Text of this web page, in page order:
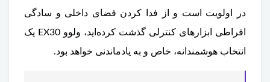
در اولویت است و از فدا کردن فضای داخلی و سادگی
افراطی ابزارهای کنترلی گذشت کرده‌اید، ولوو EX30 یک
انتخاب هوشمندانه، خاص و به یادماندنی خواهد بود.